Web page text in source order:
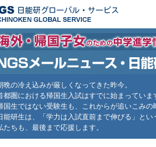
晩の冷え込みが厳しくなってきた昨今。
都圏における帰国生入試はすでに始まっていま
国生ではない受験生も、これからが追いこみの
能研生は、「学力は入試直前まで伸びる」と
たちも、最後まで応援します。